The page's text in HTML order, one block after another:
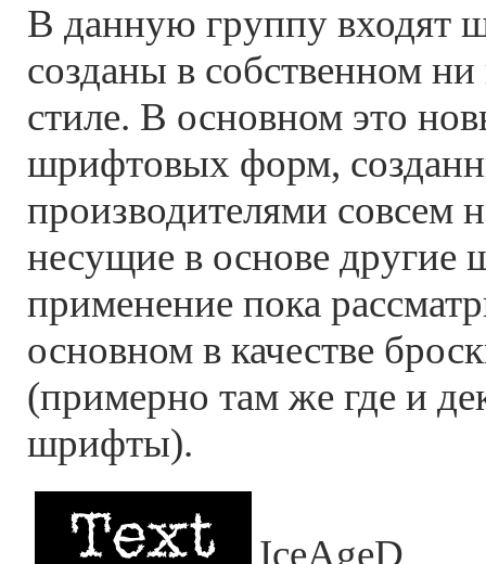
В данную группу входят
созданы в собственном
стиле. В основном это
шрифтовых форм,
производителями совсем
несущие в основе
применение пока
основном в качестве
(примерно там же где и
шрифты).
IceAgeD